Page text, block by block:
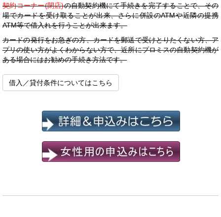
契約コーナー(閉店)の自動契約機にて手続きを完了することで、その
場でカードを受け取ることが出来、さらに併設のATMや近隣の提携
ATM等で借入れを行うことが出来ます。
カードの発行をお急ぎの方、カードを郵送で受けとりたくない方、ア
プリの使い方がよくわからない方で、近所にプロミスの自動契約機が
ある場合にはお勧めの手続き方法です。
借入／貸付条件についてはこちら